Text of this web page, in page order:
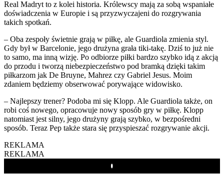
Real Madryt to z kolei historia. Królewscy mają za sobą wspaniałe
doświadczenia w Europie i są przyzwyczajeni do rozgrywania
takich spotkań.
– Oba zespoły świetnie grają w piłkę, ale Guardiola zmienia styl.
Gdy był w Barcelonie, jego drużyna grała tiki-takę. Dziś to już nie
to samo, ma inną wizję. Po odbiorze piłki bardzo szybko idą z akcją
do przodu i tworzą niebezpieczeństwo pod bramką dzięki takim
piłkarzom jak De Bruyne, Mahrez czy Gabriel Jesus. Moim
zdaniem będziemy obserwować porywające widowisko.
– Najlepszy trener? Podoba mi się Klopp. Ale Guardiola także, on
robi coś nowego, opracowuje nowy sposób gry w piłkę. Klopp
natomiast jest silny, jego drużyny grają szybko, w bezpośredni
sposób. Teraz Pep także stara się przyspieszać rozgrywanie akcji.
REKLAMA
REKLAMA
Play